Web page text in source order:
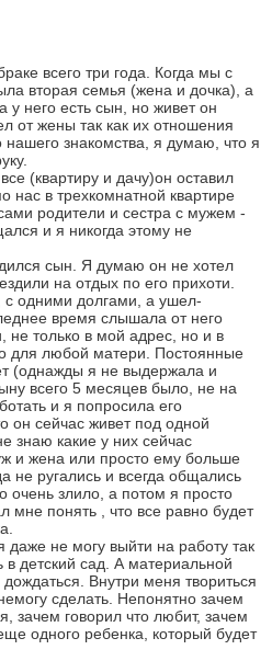
всего три года. Когда мы с
вторая семья (жена и дочка), а
у него есть сын, но живет он
от жены так как их отношения
нашего знакомства, я думаю, что я
(квартиру и дачу)он оставил
в трехкомнатной квартире
родители и сестра с мужем -
и я никогда этому не
сын. Я думаю он не хотел
на отдых по его прихоти.
одними долгами, а ушел-
время слышала от него
не только в мой адрес, но и в
для любой матери. Постоянные
(однажды я не выдержала и
всего 5 месяцев было, не на
и я попросила его
он сейчас живет под одной
знаю какие у них сейчас
и жена или просто ему больше
не ругались и всегда общались
очень злило, а потом я просто
мне понять , что все равно будет
не могу выйти на работу так
в детский сад. А материальной
Внутри меня твориться
сделать. Непонятно зачем
зачем говорил что любит, зачем
одного ребенка, который будет